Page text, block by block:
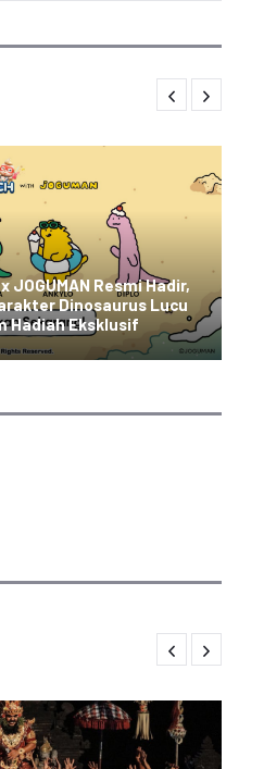
JOGUMAN Resmi Hadir,
Dinosaurus Lucu
Hadiah Eksklusif